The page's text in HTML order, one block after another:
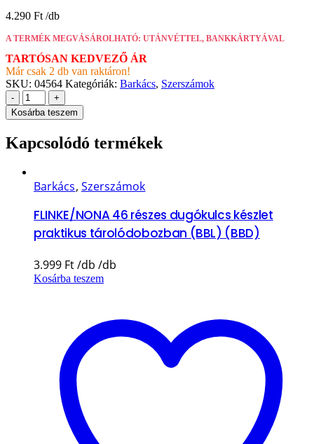
4.290 Ft
A TERMÉK MEGVÁSÁROLHATÓ: UTÁNVÉTTEL, BANKKÁRTYÁVAL
TARTÓSAN KEDVEZŐ ÁR
Már csak 2 db van raktáron!
SKU: 04564 Kategóriák: Barkács, Szerszámok
-
+
Kosárba teszem
Kapcsolódó termékek
Barkács, Szerszámok
FLINKE/NONA 46 részes dugókulcs készlet
praktikus tárolódobozban (BBL) (BBD)
3.999 Ft
Kosárba teszem